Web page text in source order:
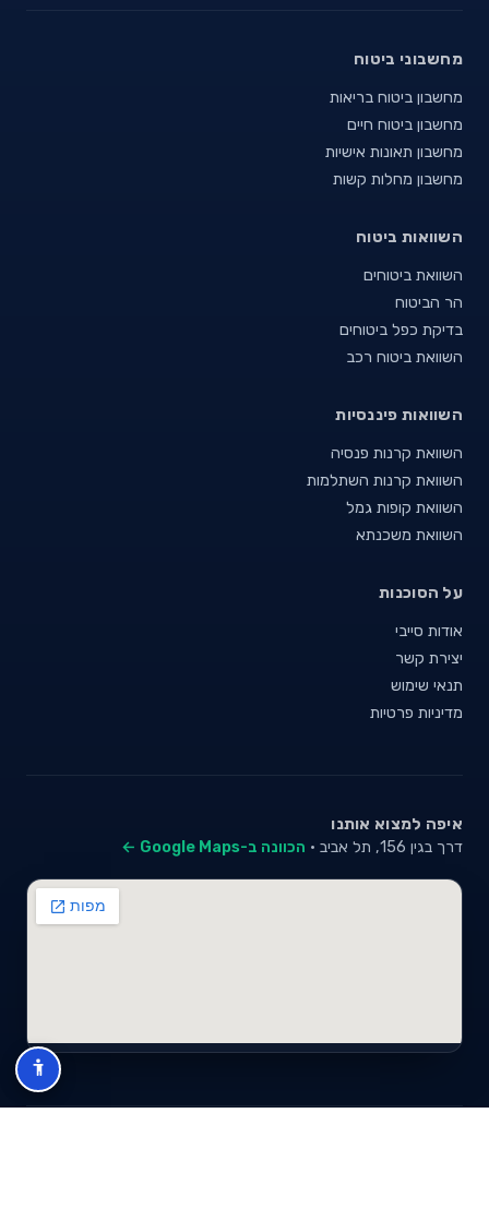
מחשבוני ביטוח
מחשבון ביטוח בריאות
מחשבון ביטוח חיים
מחשבון תאונות אישיות
מחשבון מחלות קשות
השוואות ביטוח
השוואת ביטוחים
הר הביטוח
בדיקת כפל ביטוחים
השוואת ביטוח רכב
השוואות פיננסיות
השוואת קרנות פנסיה
השוואת קרנות השתלמות
השוואת קופות גמל
השוואת משכנתא
על הסוכנות
אודות סייבי
יצירת קשר
תנאי שימוש
מדיניות פרטיות
איפה למצוא אותנו
דרך בגין 156, תל אביב · הכוונה ב-Google Maps ←